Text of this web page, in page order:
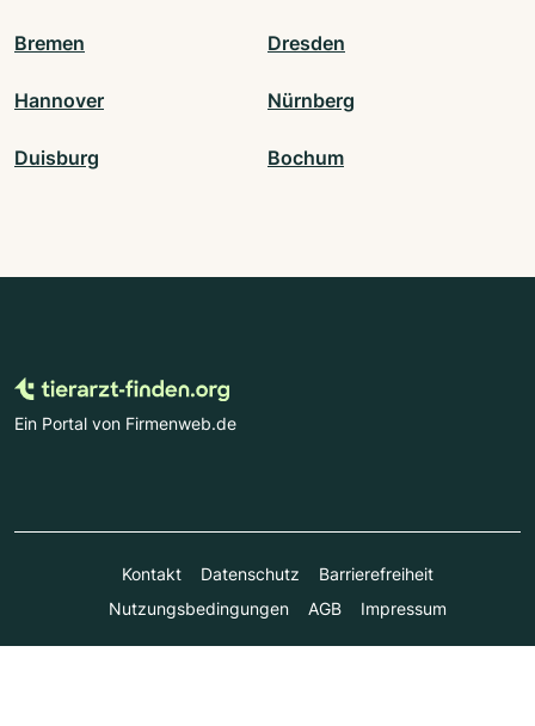
Bremen Dresden
Hannover Nürnberg
Duisburg Bochum
Ein Portal von Firmenweb.de
Kontakt Datenschutz
Barrierefreiheit
Nutzungsbedingungen
AGB Impressum